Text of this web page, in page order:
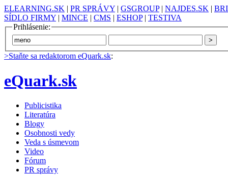
ELEARNING.SK | PR SPRÁVY | GSGROUP| NAJDES.SK |
SÍDLO FIRMY | MINCE | CMS | ESHOP| TESTIVA
Prihlásenie:
>Staňte sa redaktorom eQuark.sk:
eQuark.sk
Publicistika
Literatúra
Blogy
Osobnosti vedy
Veda s úsmevom
Video
Fórum
PR správy